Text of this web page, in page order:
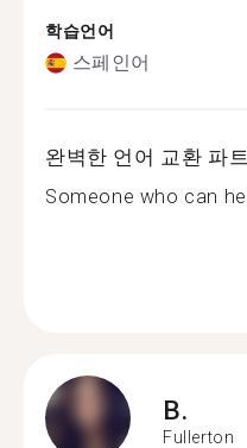
학습언어
스페인어
완벽한 언어 교환 파
Someone who can
B.
Fullerton